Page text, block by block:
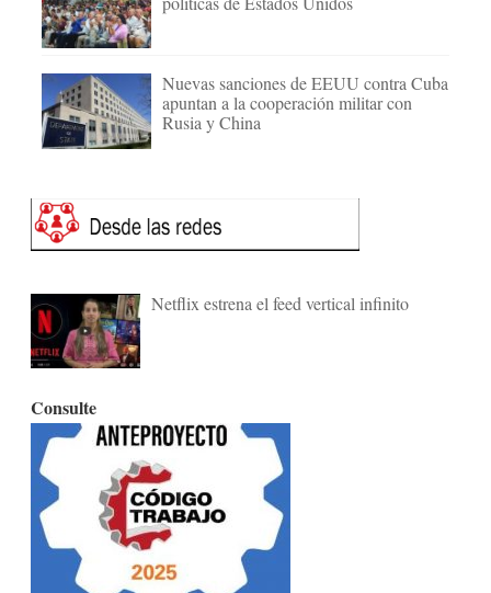
Nuevas sanciones de EEUU contra Cuba
apuntan a la cooperación militar con
Rusia y China
Netflix estrena el feed vertical infinito
Consulte